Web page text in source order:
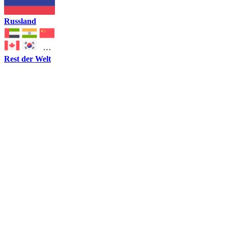
Russland
Rest der Welt